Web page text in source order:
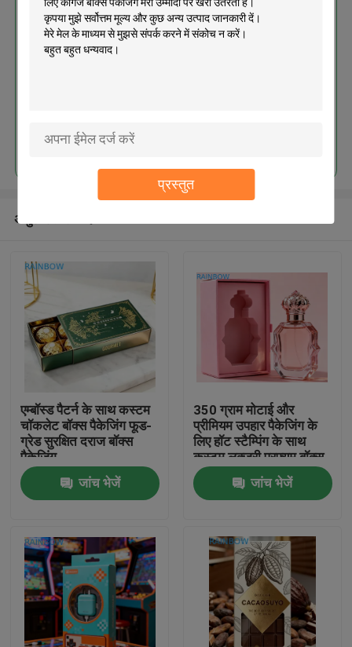
प्रस्तुत
घर
उत्पाद
हमारे बारे में
कस्टम लोगो सौंदर्य प्रसाधन / ग्लॉसी
प्रसाधन सामग्री बॉक्स पैकेजिंग के लिए
अनुशंसित उत्पाद
एम्बॉस्ड पैटर्न के साथ कस्टम
चॉकलेट बॉक्स पैकेजिंग फूड-
ग्रेड सुरक्षित दराज बॉक्स
पैकेजिंग
जांच भेजें
350 ग्राम मोटाई और
प्रीमियम उपहार पैकेजिंग के
लिए हॉट स्टैम्पिंग के साथ
कस्टम लक्जरी परफ्यूम बॉक्स
जांच भेजें